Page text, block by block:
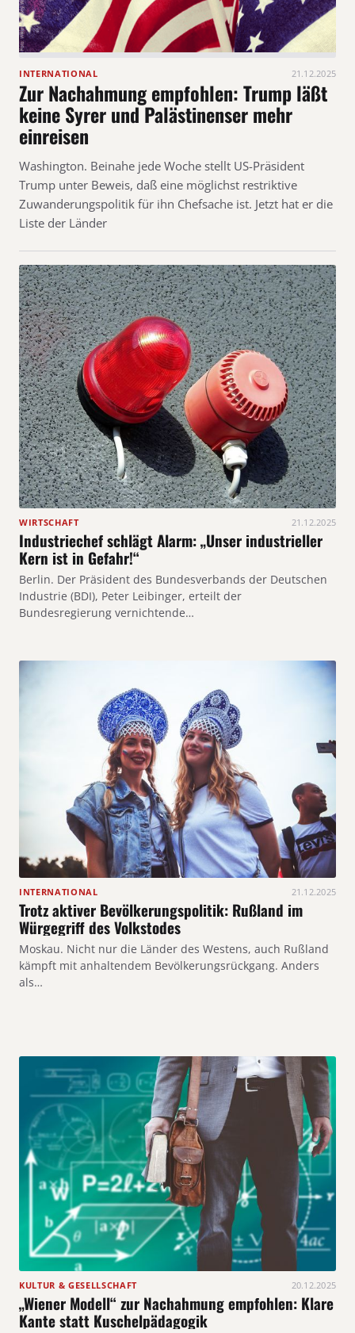
INTERNATIONAL 21.12.2025
Zur Nachahmung empfohlen: Trump läßt
keine Syrer und Palästinenser mehr
einreisen
Washington. Beinahe jede Woche stellt US-Präsident
Trump unter Beweis, daß eine möglichst restriktive
Zuwanderungspolitik für ihn Chefsache ist. Jetzt hat er die
Liste der Länder
WIRTSCHAFT 21.12.2025
Industriechef schlägt Alarm: „Unser industrieller
Kern ist in Gefahr!“
Berlin. Der Präsident des Bundesverbands der Deutschen
Industrie (BDI), Peter Leibinger, erteilt der
Bundesregierung vernichtende…
INTERNATIONAL 21.12.2025
Trotz aktiver Bevölkerungspolitik: Rußland im
Würgegriff des Volkstodes
Moskau. Nicht nur die Länder des Westens, auch Rußland
kämpft mit anhaltendem Bevölkerungsrückgang. Anders
als…
KULTUR & GESELLSCHAFT 20.12.2025
„Wiener Modell“ zur Nachahmung empfohlen: Klare
Kante statt Kuschelpädagogik